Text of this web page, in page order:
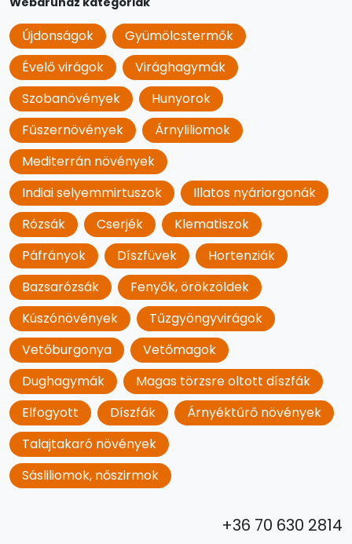
Újdonságok
Gyümölcstermők
Évelő virágok
Virághagymák
Szobanövények
Hunyorok
Fűszernövények
Árnyliliomok
Mediterrán növények
Indiai selyemmirtuszok
Illatos nyáriorgonák
Rózsák
Cserjék
Klematiszok
Páfrányok
Díszfüvek
Hortenziák
Bazsarózsák
Fenyők, örökzöldek
Kúszónövények
Tűzgyöngyvirágok
Vetőburgonya
Vetőmagok
Dughagymák
Magas törzsre oltott díszfák
Elfogyott
Díszfák
Árnyéktűrő növények
Talajtakaró növények
Sásliliomok, nőszirmok
+36 70 630 2814